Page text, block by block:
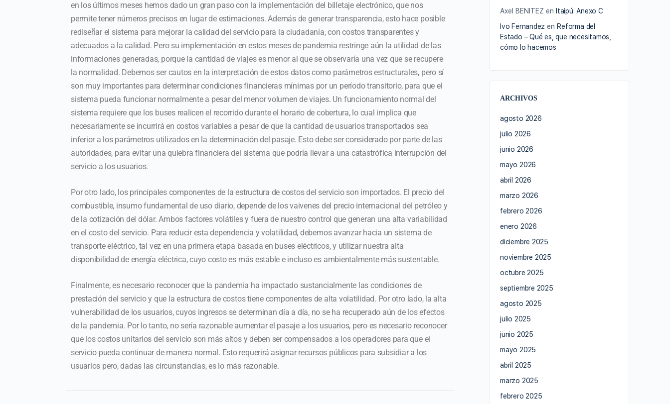
en los últimos meses hemos dado un gran paso con la implementación del billetaje electrónico, que nos
permite tener números precisos en lugar de estimaciones. Además de generar transparencia, esto hace posible
rediseñar el sistema para mejorar la calidad del servicio para la ciudadanía, con costos transparentes y
adecuados a la calidad. Pero su implementación en estos meses de pandemia restringe aún la utilidad de las
informaciones generadas, porque la cantidad de viajes es menor al que se observaría una vez que se recupere
la normalidad. Debemos ser cautos en la interpretación de estos datos como parámetros estructurales, pero sí
son muy importantes para determinar condiciones financieras mínimas por un período transitorio, para que el
sistema pueda funcionar normalmente a pesar del menor volumen de viajes. Un funcionamiento normal del
sistema requiere que los buses realicen el recorrido durante el horario de cobertura, lo cual implica que
necesariamente se incurrirá en costos variables a pesar de que la cantidad de usuarios transportados sea
inferior a los parámetros utilizados en la determinación del pasaje. Esto debe ser considerado por parte de las
autoridades, para evitar una quiebra financiera del sistema que podría llevar a una catastrófica interrupción del
servicio a los usuarios.
Por otro lado, los principales componentes de la estructura de costos del servicio son importados. El precio del
combustible, insumo fundamental de uso diario, depende de los vaivenes del precio internacional del petróleo y
de la cotización del dólar. Ambos factores volátiles y fuera de nuestro control que generan una alta variabilidad
en el costo del servicio. Para reducir esta dependencia y volatilidad, debemos avanzar hacia un sistema de
transporte eléctrico, tal vez en una primera etapa basada en buses eléctricos, y utilizar nuestra alta
disponibilidad de energía eléctrica, cuyo costo es más estable e incluso es ambientalmente más sustentable.
Finalmente, es necesario reconocer que la pandemia ha impactado sustancialmente las condiciones de
prestación del servicio y que la estructura de costos tiene componentes de alta volatilidad. Por otro lado, la alta
vulnerabilidad de los usuarios, cuyos ingresos se determinan día a día, no se ha recuperado aún de los efectos
de la pandemia. Por lo tanto, no sería razonable aumentar el pasaje a los usuarios, pero es necesario reconocer
que los costos unitarios del servicio son más altos y deben ser compensados a los operadores para que el
servicio pueda continuar de manera normal. Esto requerirá asignar recursos públicos para subsidiar a los
usuarios pero, dadas las circunstancias, es lo más razonable.
Axel BENITEZ en Itaipú: Anexo C
Ivo Fernandez en Reforma del
Estado – Qué es, que necesitamos,
cómo lo hacemos
ARCHIVOS
agosto 2026
julio 2026
junio 2026
mayo 2026
abril 2026
marzo 2026
febrero 2026
enero 2026
diciembre 2025
noviembre 2025
octubre 2025
septiembre 2025
agosto 2025
julio 2025
junio 2025
mayo 2025
abril 2025
marzo 2025
febrero 2025